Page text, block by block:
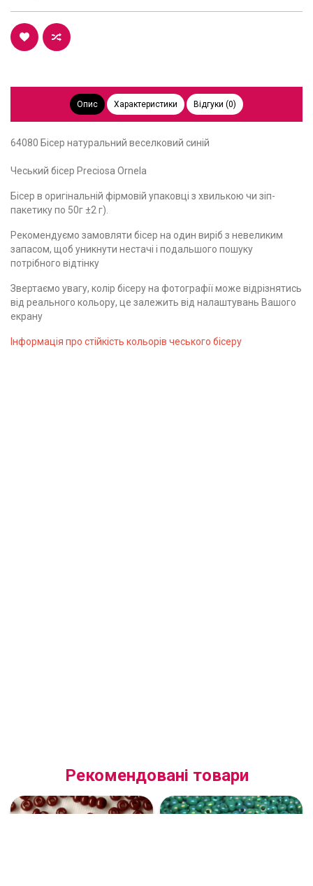
Опис Характеристики Відгуки (0)
64080 Бісер натуральний веселковий синій
Чеський бісер Preciosa Ornela
Бісер в оригінальній фірмовій упаковці з хвилькою чи зіп-
пакетику по 50г ±2 г).
Рекомендуємо замовляти бісер на один виріб з невеликим
запасом, щоб уникнути нестачі і подальшого пошуку
потрібного відтінку
Звертаємо увагу, колір бісеру на фотографії може відрізнятись
від реального кольору, це залежить від налаштувань Вашого
екрану
Інформація про стійкість кольорів чеського бісеру
Рекомендовані товари